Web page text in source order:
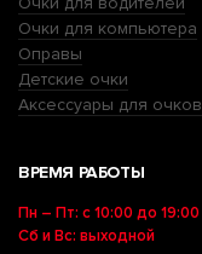
Очки для компьютера
Оправы
Детские очки
Аксессуары для очков
ВРЕМЯ РАБОТЫ
Пн – Пт: с 10:00 до 19:00
Сб и Вс: выходной